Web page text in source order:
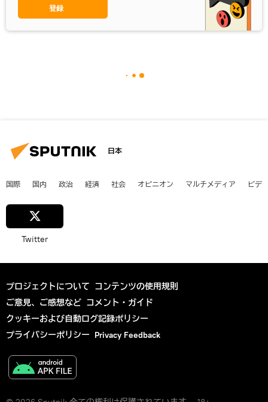
登録
日本
国際 国内 政治 経済 社会 オピニオン マルチメディア ビデ
Twitter
プロジェクトについて コンテンツの使用規則
ご意見、ご感想など コメント・ガイド
クッキーおよび自動ログ記録ポリシー
プライバシーポリシー Privacy Feedback